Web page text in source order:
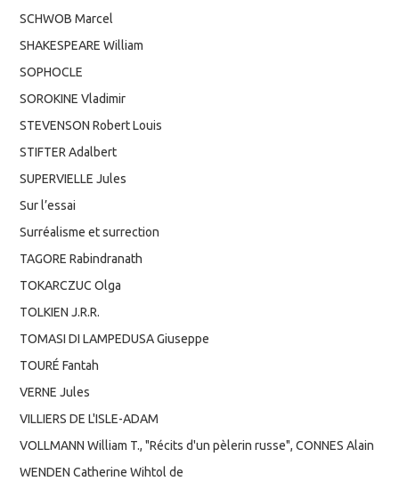
SCHWOB Marcel
SHAKESPEARE William
SOPHOCLE
SOROKINE Vladimir
STEVENSON Robert Louis
STIFTER Adalbert
SUPERVIELLE Jules
Sur l’essai
Surréalisme et surrection
TAGORE Rabindranath
TOKARCZUC Olga
TOLKIEN J.R.R.
TOMASI DI LAMPEDUSA Giuseppe
TOURÉ Fantah
VERNE Jules
VILLIERS DE L'ISLE-ADAM
VOLLMANN William T., "Récits d'un pèlerin russe", CONNES Alain
WENDEN Catherine Wihtol de